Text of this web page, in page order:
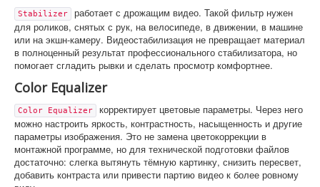
Stabilizer
работает с дрожащим видео. Такой фильтр нужен
для роликов, снятых с рук, на велосипеде, в движении, в машине
или на экшн-камеру. Видеостабилизация не превращает материал
в полноценный результат профессионального стабилизатора, но
помогает сгладить рывки и сделать просмотр комфортнее.
Color Equalizer
Color Equalizer
корректирует цветовые параметры. Через него
можно настроить яркость, контрастность, насыщенность и другие
параметры изображения. Это не замена цветокоррекции в
монтажной программе, но для технической подготовки файлов
достаточно: слегка вытянуть тёмную картинку, снизить пересвет,
добавить контраста или привести партию видео к более ровному